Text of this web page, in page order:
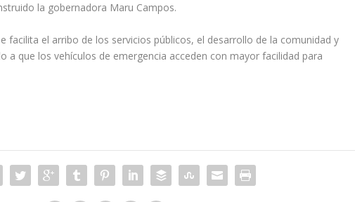
la gobernadora Maru Campos.
facilita el arribo de los servicios públicos, el desarrollo de la comunidad y
a que los vehículos de emergencia acceden con mayor facilidad para